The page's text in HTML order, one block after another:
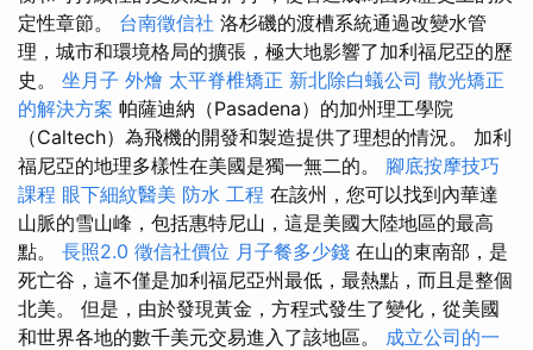
定性章節。 台南徵信社 洛杉磯的渡槽系統通過改變水管
理，城市和環境格局的擴張，極大地影響了加利福尼亞的歷
史。 坐月子 外燴 太平脊椎矯正 新北除白蟻公司 散光矯正
的解決方案 帕薩迪納（Pasadena）的加州理工學院
（Caltech）為飛機的開發和製造提供了理想的情況。 加利
福尼亞的地理多樣性在美國是獨一無二的。 腳底按摩技巧
課程 眼下細紋醫美 防水 工程 在該州，您可以找到內華達
山脈的雪山峰，包括惠特尼山，這是美國大陸地區的最高
點。 長照2.0 徵信社價位 月子餐多少錢 在山的東南部，是
死亡谷，這不僅是加利福尼亞州最低，最熱點，而且是整個
北美。 但是，由於發現黃金，方程式發生了變化，從美國
和世界各地的數千美元交易進入了該地區。 成立公司的一